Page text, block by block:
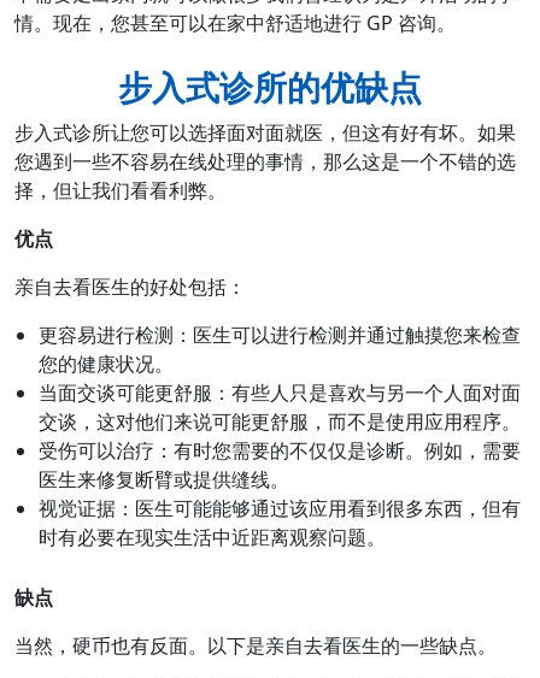
情。现在，您甚至可以在家中舒适地进行 GP 咨询。
步入式诊所的优缺点
步入式诊所让您可以选择面对面就医，但这有好有坏。如果
您遇到一些不容易在线处理的事情，那么这是一个不错的选
择，但让我们看看利弊。
优点
亲自去看医生的好处包括：
更容易进行检测：医生可以进行检测并通过触摸您来检查
您的健康状况。
当面交谈可能更舒服：有些人只是喜欢与另一个人面对面
交谈，这对他们来说可能更舒服，而不是使用应用程序。
受伤可以治疗：有时您需要的不仅仅是诊断。例如，需要
医生来修复断臂或提供缝线。
视觉证据：医生可能能够通过该应用看到很多东西，但有
时有必要在现实生活中近距离观察问题。
缺点
当然，硬币也有反面。以下是亲自去看医生的一些缺点。